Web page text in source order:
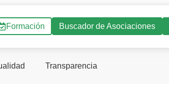
Formación Buscador de Asociaciones
Transparencia